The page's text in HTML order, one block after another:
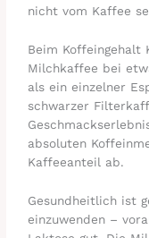
nicht vom Kaffee
Beim Koffeingehalt
Milchkaffee bei
als ein einzelner
schwarzer
absoluten
Kaffeeanteil ab.
Gesundheitlich ist
einzuwenden –